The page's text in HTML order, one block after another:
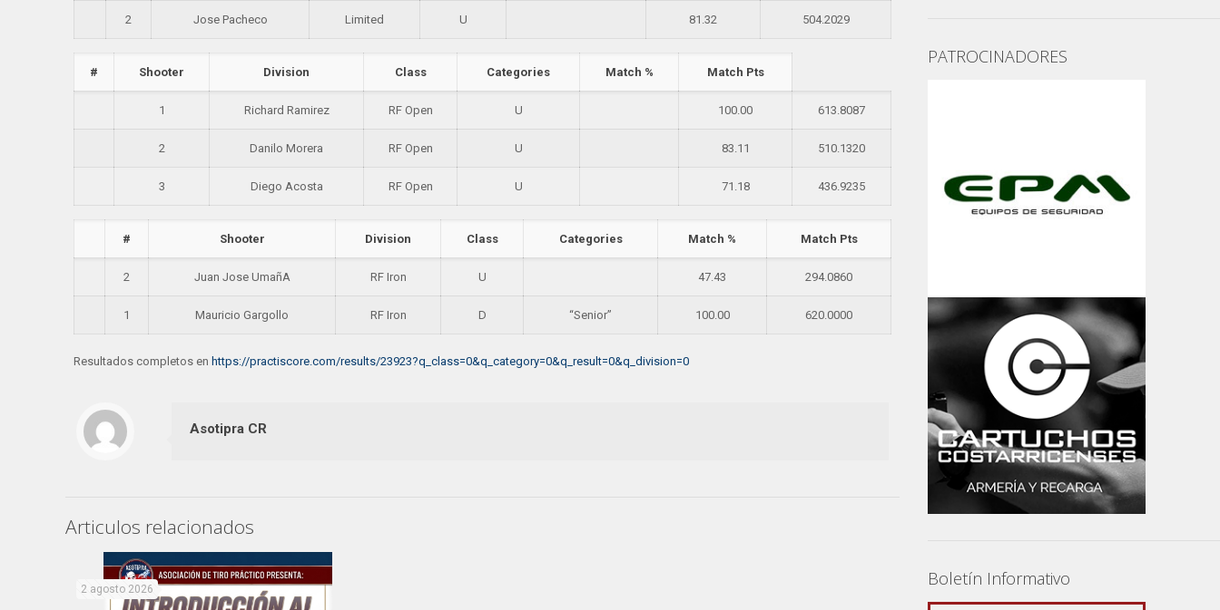
2 Jose Pacheco Limited U 81.32 504.2029
# Shooter Division Class Categories Match % Match Pts
1 Richard Ramirez RF Open U 100.00 613.8087
2 Danilo Morera RF Open U 83.11 510.1320
3 Diego Acosta RF Open U 71.18 436.9235
# Shooter Division Class Categories Match % Match Pts
2 Juan Jose UmañA RF Iron U 47.43 294.0860
1 Mauricio Gargollo RF Iron D “Senior” 100.00 620.0000
Resultados completos enhttps://practiscore.com/results/23923?q_class=0&q_category=0&q_result=0&q_division=0
Asotipra CR
Articulos relacionados
2 agosto 2026
PATROCINADORES
Boletín Informativo